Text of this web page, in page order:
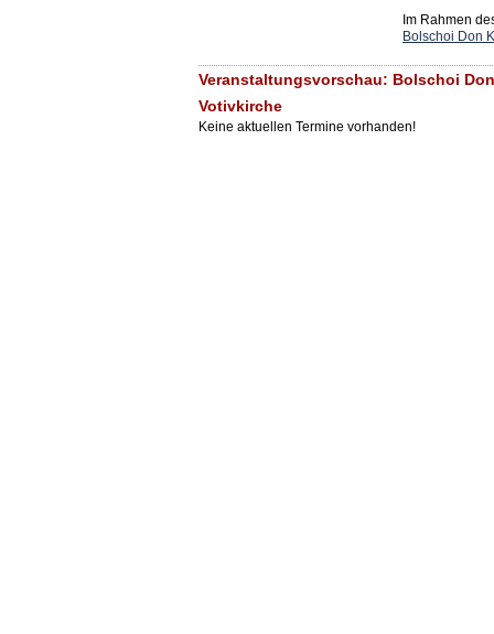
Im Rahmen
Bolschoi Don
Veranstaltungsvorschau: Bolschoi
Votivkirche
Keine aktuellen Termine vorhanden!